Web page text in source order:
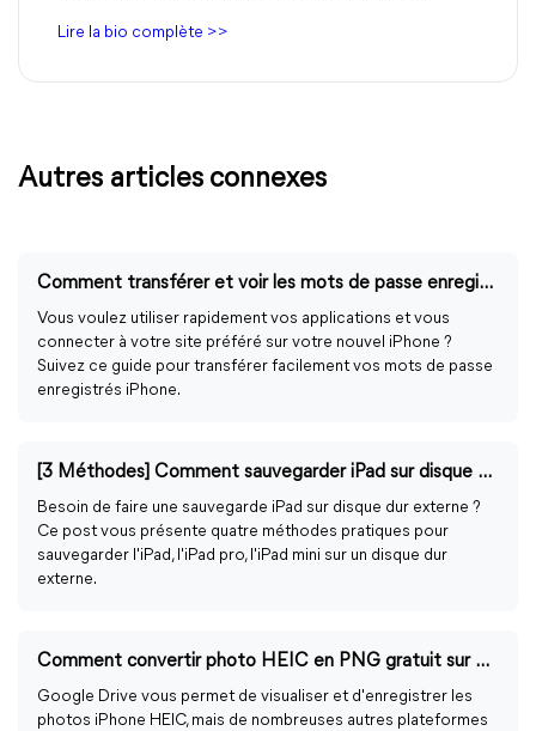
Lire la bio complète >>
Autres articles connexes
Comment transférer et voir les mots de passe enregistrés iPhone ?
Vous voulez utiliser rapidement vos applications et vous
connecter à votre site préféré sur votre nouvel iPhone ?
Suivez ce guide pour transférer facilement vos mots de passe
enregistrés iPhone.
[3 Méthodes] Comment sauvegarder iPad sur disque dur externe ?
Besoin de faire une sauvegarde iPad sur disque dur externe ?
Ce post vous présente quatre méthodes pratiques pour
sauvegarder l'iPad, l'iPad pro, l'iPad mini sur un disque dur
externe.
Comment convertir photo HEIC en PNG gratuit sur PC Windows ?
Google Drive vous permet de visualiser et d'enregistrer les
photos iPhone HEIC, mais de nombreuses autres plateformes